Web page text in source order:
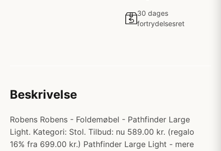
30 dages
fortrydelsesret
Beskrivelse
Robens Robens - Foldemøbel - Pathfinder Large
Light. Kategori: Stol. Tilbud: nu 589.00 kr. (regalo
16% fra 699.00 kr.) Pathfinder Large Light - mere